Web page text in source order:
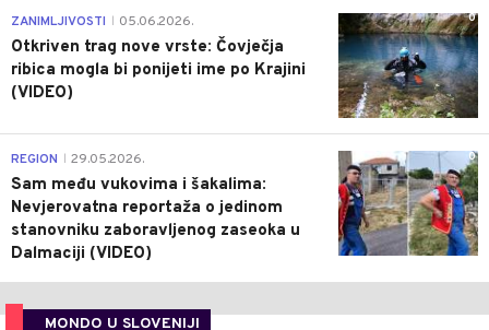
0
ZANIMLJIVOSTI 05.06.2026.
Otkriven trag nove vrste: Čovječja
ribica mogla bi ponijeti ime po Krajini
(VIDEO)
0
REGION 29.05.2026.
Sam među vukovima i šakalima:
Nevjerovatna reportaža o jedinom
stanovniku zaboravljenog zaseoka u
Dalmaciji (VIDEO)
MONDO U SLOVENIJI